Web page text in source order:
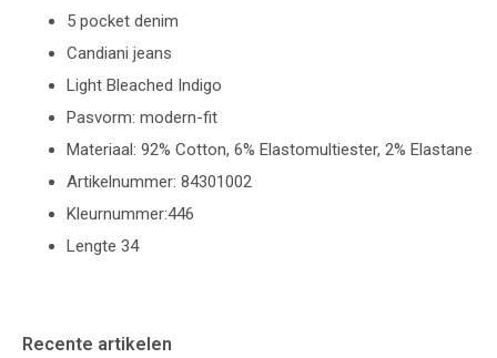
5 pocket denim
Candiani jeans
Light Bleached Indigo
Pasvorm: modern-fit
Materiaal: 92% Cotton, 6% Elastomultiester, 2% Elastane
Artikelnummer: 84301002
Kleurnummer:446
Lengte 34
Recente artikelen